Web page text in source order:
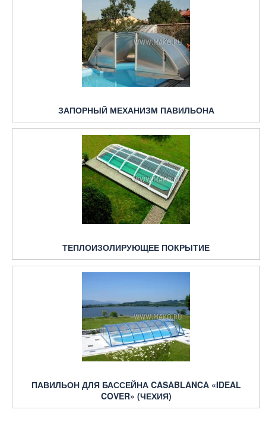
ЗАПОРНЫЙ МЕХАНИЗМ ПАВИЛЬОНА
ТЕПЛОИЗОЛИРУЮЩЕЕ ПОКРЫТИЕ
ПАВИЛЬОН ДЛЯ БАССЕЙНА CASABLANCA «IDEAL
COVER» (ЧЕХИЯ)